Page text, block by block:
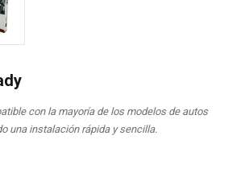
con la mayoría de los modelos de autos
una instalación rápida y sencilla.